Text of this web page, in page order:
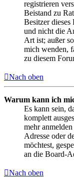
registrieren
Beistand zu
Besitzer dieses
und nicht die
Art ist; außer
mich wenden,
zu diesem
Nach oben
Warum kann ich
Es kann sein,
komplett
mehr
Adresse oder
möchtest,
an die Board-
Nach oben